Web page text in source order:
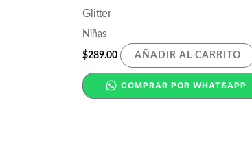
Glitter
Niñas
$289.00 AÑADIR AL CARRITO
COMPRAR POR WHATSAPP